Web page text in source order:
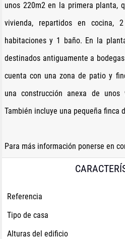
unos 220m2 en la primera planta,
vivienda, repartidos en cocina,
habitaciones y 1 baño. En la
destinados antiguamente a
cuenta con una zona de patio y
una construcción anexa de
También incluye una pequeña finca
Para más información ponerse en
Referencia
Tipo de casa
Alturas del edificio